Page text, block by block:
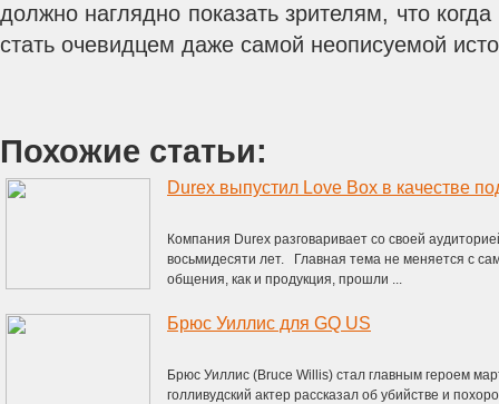
должно наглядно показать зрителям, что
стать очевидцем даже самой неописуемой
Похожие статьи:
Durex выпустил Love Box в качестве
Компания Durex разговаривает со своей
восьмидесяти лет. Главная тема не меняется с
общения, как и продукция, прошли ...
Брюс Уиллис для GQ US
Брюс Уиллис (Bruce Willis) стал главным героем
голливудский актер рассказал об убийстве и